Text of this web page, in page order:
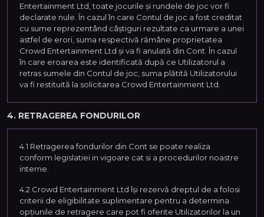
Entertainment Ltd, toate jocurile și rundele de joc vor fi
declarate nule. În cazul în care Contul de joc a fost creditat
cu sume reprezentând câștiguri rezultate ca urmare a unei
astfel de erori, suma respectivă rămâne proprietatea
Crowd Entertainment Ltd și va fi anulată din Cont. În cazul
în care eroarea este identificată după ce Utilizatorul a
retras sumele din Contul de joc, suma plătită Utilizatorului
va fi restituită la solicitarea Crowd Entertainment Ltd.
4. RETRAGEREA FONDURILOR
4.1 Retragerea fondurilor din Cont se poate realiza
conform legislatiei in vigoare cat si a procedurilor noastre
interne.
4.2 Crowd Entertainment Ltd își rezervă dreptul de a folosi
criterii de eligibilitate suplimentare pentru a determina
opțiunile de retragere care pot fi oferite Utilizatorilor la un